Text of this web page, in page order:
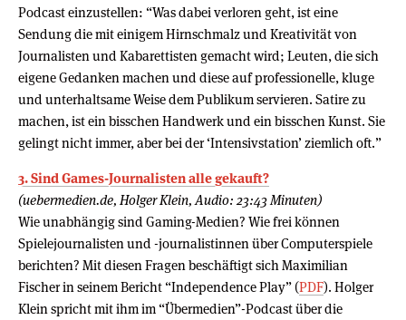
Podcast einzustellen: “Was dabei verloren geht, ist eine
Sendung die mit einigem Hirnschmalz und Kreativität von
Journalisten und Kabarettisten gemacht wird; Leuten, die sich
eigene Gedanken machen und diese auf professionelle, kluge
und unterhaltsame Weise dem Publikum servieren. Satire zu
machen, ist ein bisschen Handwerk und ein bisschen Kunst. Sie
gelingt nicht immer, aber bei der ‘Intensivstation’ ziemlich oft.”
3. Sind Games-Journalisten alle gekauft?
(uebermedien.de, Holger Klein, Audio: 23:43 Minuten)
Wie unabhängig sind Gaming-Medien? Wie frei können
Spielejournalisten und -journalistinnen über Computerspiele
berichten? Mit diesen Fragen beschäftigt sich Maximilian
Fischer in seinem Bericht “Independence Play” (PDF). Holger
Klein spricht mit ihm im “Übermedien”-Podcast über die